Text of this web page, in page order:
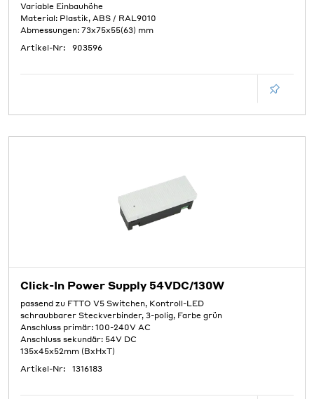
Variable Einbauhöhe
Material: Plastik, ABS / RAL9010
Abmessungen: 73x75x55(63) mm
Artikel-Nr:
903596
Click-In Power Supply 54VDC/130W
passend zu FTTO V5 Switchen, Kontroll-LED
schraubbarer Steckverbinder, 3-polig, Farbe grün
Anschluss primär: 100-240V AC
Anschluss sekundär: 54V DC
135x45x52mm (BxHxT)
Artikel-Nr:
1316183